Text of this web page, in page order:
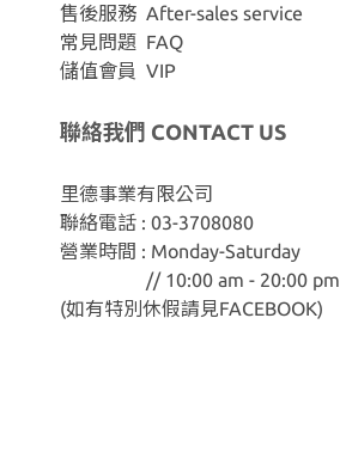
售後服務 After-sales service
常見問題 FAQ
儲值會員 VIP
聯絡我們 CONTACT US
里德事業有限公司
聯絡電話 : 03-3708080
營業時間 : Monday-Saturday
// 10:00 am - 20:00 pm
(如有特別休假請見FACEBOOK)